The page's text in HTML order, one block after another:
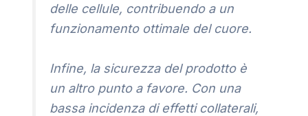
delle cellule, contribuendo a un
funzionamento ottimale del cuore.
Infine, la sicurezza del prodotto è
un altro punto a favore. Con una
bassa incidenza di effetti collaterali,